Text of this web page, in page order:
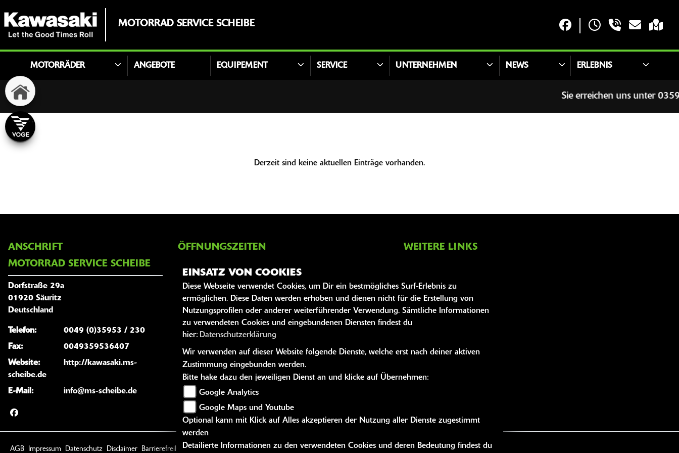
MOTORRAD SERVICE SCHEIBE
MOTORRÄDER ANGEBOTE EQUIPEMENT SERVICE UNTERNEHMEN NEWS ERLEBNIS
Sie erreichen uns unter
Derzeit sind keine aktuellen Einträge vorhanden.
ANSCHRIFT
MOTORRAD SERVICE SCHEIBE
Dorfstraße 29a
01920 Säuritz
Deutschland
Telefon:
0049 (0)35953 / 230
Fax:
0049359536407
Website:
http://kawasaki.ms-
scheibe.de
E-Mail:
info@ms-scheibe.de
ÖFFNUNGSZEITEN
Montag:
09:00 - 12:30 und 13:30 - 18:00
Dienstag:
09:00 - 12:30 und 13:30 - 18:00
Mittwoch:
09:00 - 12:30 und 13:30 - 18:00
Donnerstag:
09:00 - 12:30 und 13:30 - 18:00
Freitag:
09:00 - 12:30 und 13:30 - 18:00
Samstag:
09:00 - 12:00
Sonntag:
geschlossen
WEITERE LINKS
Kawasaki Bekleidung
Kawasaki Merchandise
AGB Impressum Datenschutz Disclaimer Barrierefreiheit powered by 1000PS
EINSATZ VON COOKIES
Diese Webseite verwendet Cookies, um Dir ein bestmögliches Surf-Erlebnis zu
ermöglichen. Diese Daten werden erhoben und dienen nicht für die Erstellung von
Nutzungsprofilen oder anderer weiterführender Verwendung. Sämtliche Informationen
zu verwendeten Cookies und eingebundenen Diensten findest du
hier: Datenschutzerklärung
Wir verwenden auf dieser Website folgende Dienste, welche erst nach deiner aktiven
Zustimmung eingebunden werden.
Bitte hake dazu den jeweiligen Dienst an und klicke auf Übernehmen:
Google Analytics
Google Maps und Youtube
Optional kann mit Klick auf Alles akzeptieren der Nutzung aller Dienste zugestimmt
werden
Detailierte Informationen zu den verwendeten Cookies und deren Bedeutung findest du